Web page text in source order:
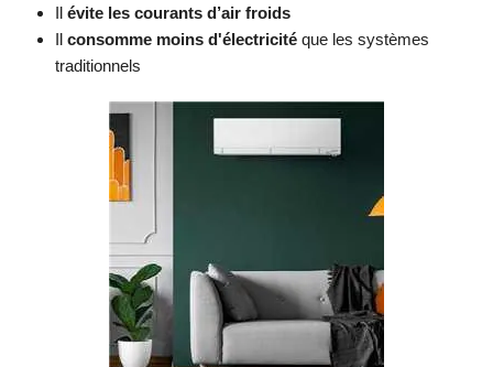
Il évite les courants d’air froids
Il consomme moins d'électricité que les systèmes
traditionnels